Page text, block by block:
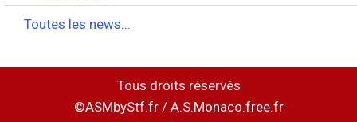
Toutes les news...
Tous droits réservés
©ASMbyStf.fr / A.S.Monaco.free.fr